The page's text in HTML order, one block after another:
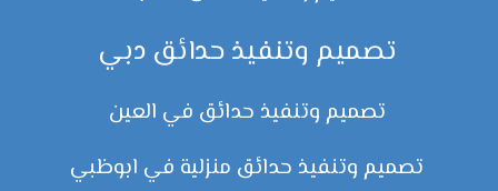
تصميم وتنفيذ حدائق دبي
تصميم وتنفيذ حدائق في العين
تصميم وتنفيذ حدائق منزلية في ابوظبي